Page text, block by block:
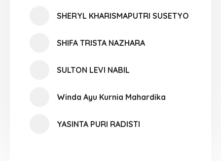
SHERYL KHARISMAPUTRI SUSETYO
SHIFA TRISTA NAZHARA
SULTON LEVI NABIL
Winda Ayu Kurnia Mahardika
YASINTA PURI RADISTI